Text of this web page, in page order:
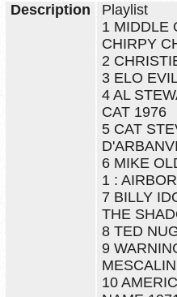
Description
Playlist
1 MIDDLE
CHIRPY
2
3 ELO
4 AL
CAT 1976
5 CAT
6 MIKE
1 :
7 BILLY
THE
8 TED
9
10